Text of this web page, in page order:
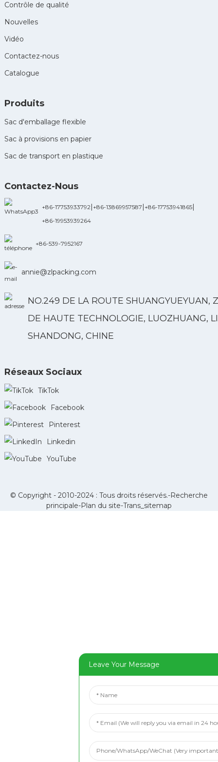
Contrôle de qualité
Nouvelles
Vidéo
Contactez-nous
Catalogue
Produits
Sac d'emballage flexible
Sac à provisions en papier
Sac de transport en plastique
Contactez-Nous
+86-17753933792| +86-13869957587 +86-17753941865|
+86-19953939264
+86-539-7952167
annie@zlpacking.com
NO.249 DE LA ROUTE SHUANGYUEYUAN,
DE HAUTE TECHNOLOGIE, LUOZHUANG,
SHANDONG, CHINE
Réseaux Sociaux
TikTok
Facebook
Pinterest
Linkedin
YouTube
© Copyright - 2010-2024 : Tous droits réservés.-Recherche
principale-Plan du site-Trans_sitemap
Leave Your Message